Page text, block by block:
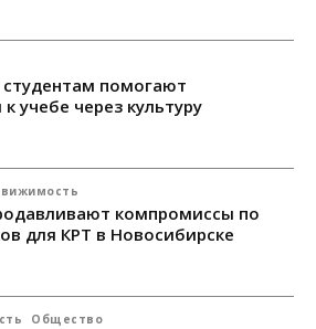
помогают
учебе через культуру
компромиссы по
для КРТ в Новосибирске
Общество